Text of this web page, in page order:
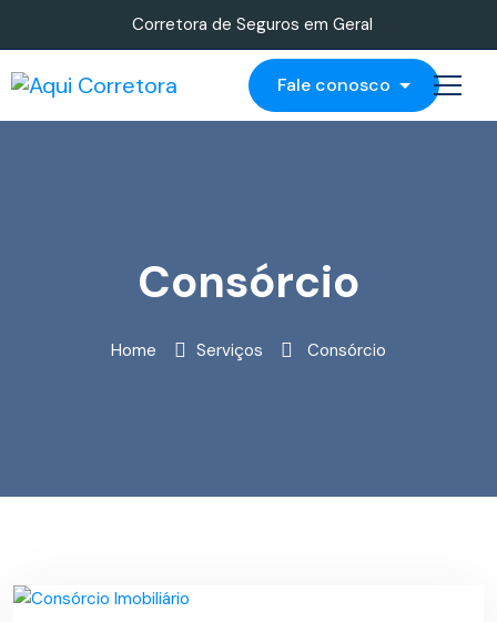
Corretora de Seguros em Geral
Fale conosco
Consórcio
Home Serviços Consórcio